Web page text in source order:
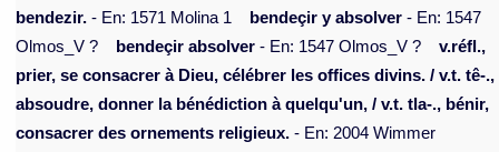
bendezir. - En: 1571 Molina 1 bendeçir y absolver - En: 1547
Olmos_V ?
bendeçir absolver - En: 1547 Olmos_V ?
v.réfl.,
prier, se consacrer à Dieu, célébrer les offices divins. / v.t. tê-.,
absoudre, donner la bénédiction à quelqu'un, / v.t. tla-., bénir,
consacrer des ornements religieux. - En: 2004 Wimmer